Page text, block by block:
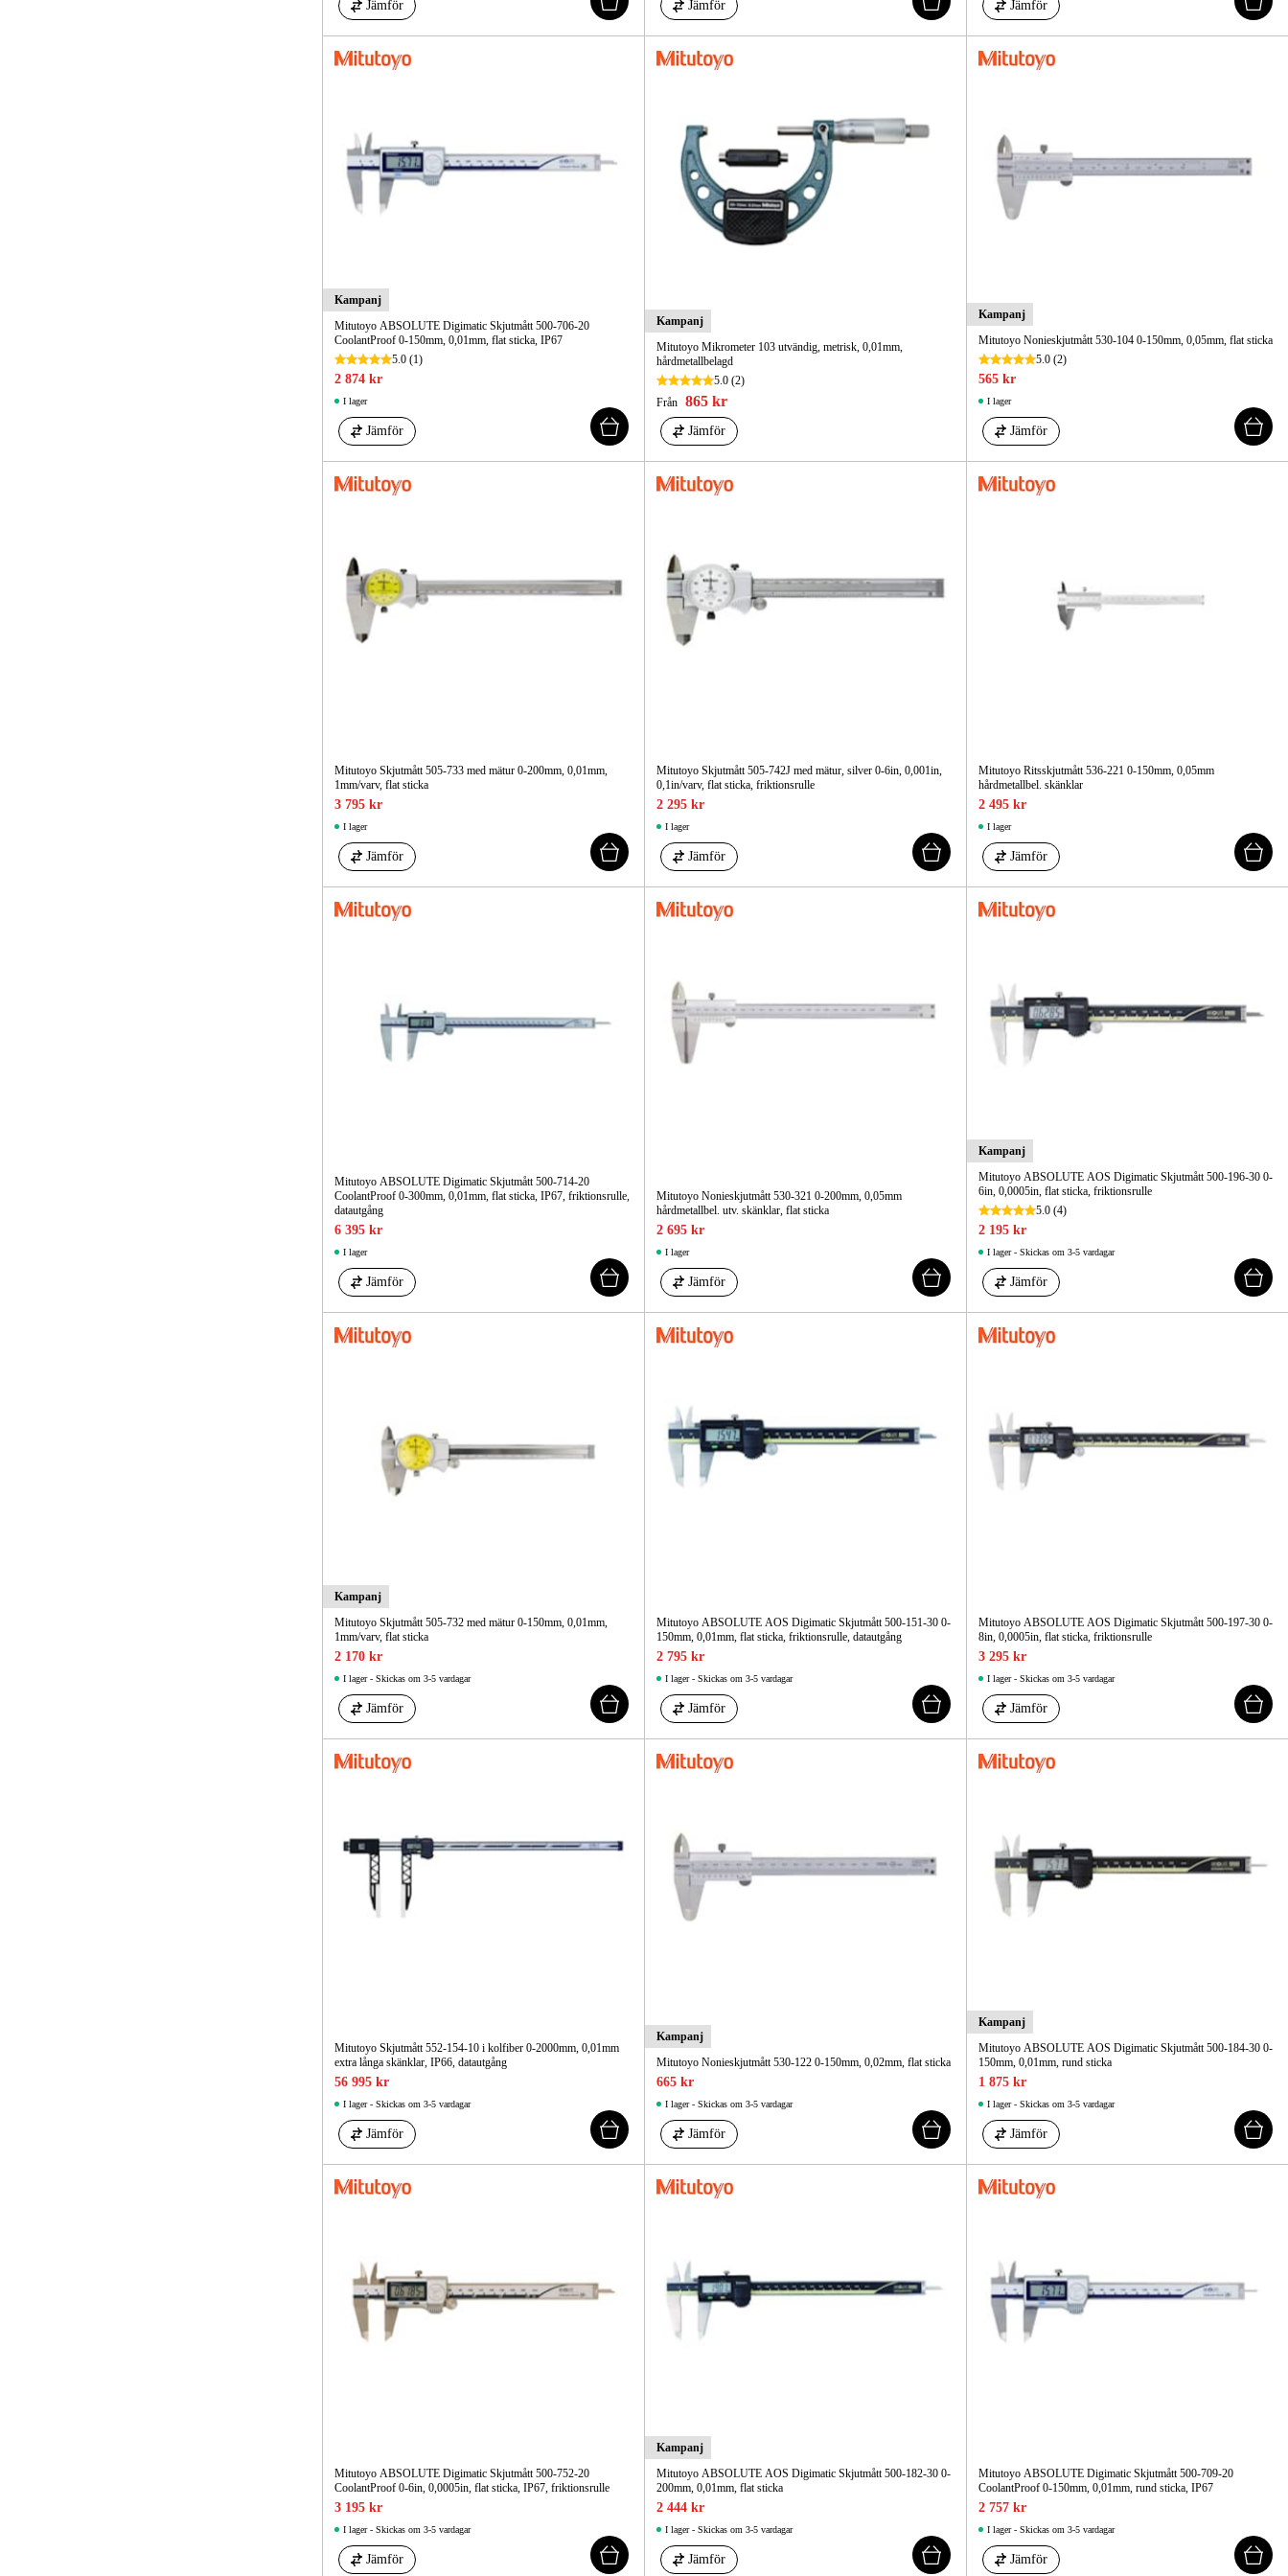
Jämför Jämför Jämför
Kampanj
Mitutoyo ABSOLUTE Digimatic Skjutmått 500-706-20
CoolantProof 0-150mm, 0,01mm, flat sticka, IP67
5.0(1)
2 874 kr
I lager
Jämför
Kampanj
Mitutoyo Mikrometer 103 utvändig, metrisk, 0,01mm,
hårdmetallbelagd
5.0(2)
Från 865 kr
Jämför
Kampanj
Mitutoyo Nonieskjutmått 530-104 0-150mm, 0,05mm, flat sticka
5.0(2)
565 kr
I lager
Jämför
Mitutoyo Skjutmått 505-733 med mätur 0-200mm, 0,01mm,
1mm/varv, flat sticka
3 795 kr
I lager
Jämför
Mitutoyo Skjutmått 505-742J med mätur, silver 0-6in, 0,001in,
0,1in/varv, flat sticka, friktionsrulle
2 295 kr
I lager
Jämför
Mitutoyo Ritsskjutmått 536-221 0-150mm, 0,05mm
hårdmetallbel. skänklar
2 495 kr
I lager
Jämför
Mitutoyo ABSOLUTE Digimatic Skjutmått 500-714-20
CoolantProof 0-300mm, 0,01mm, flat sticka, IP67, friktionsrulle,
datautgång
6 395 kr
I lager
Jämför
Mitutoyo Nonieskjutmått 530-321 0-200mm, 0,05mm
hårdmetallbel. utv. skänklar, flat sticka
2 695 kr
I lager
Jämför
Kampanj
Mitutoyo ABSOLUTE AOS Digimatic Skjutmått 500-196-30 0-
6in, 0,0005in, flat sticka, friktionsrulle
5.0(4)
2 195 kr
I lager - Skickas om 3-5 vardagar
Jämför
Kampanj
Mitutoyo Skjutmått 505-732 med mätur 0-150mm, 0,01mm,
1mm/varv, flat sticka
2 170 kr
I lager - Skickas om 3-5 vardagar
Jämför
Mitutoyo ABSOLUTE AOS Digimatic Skjutmått 500-151-30 0-
150mm, 0,01mm, flat sticka, friktionsrulle, datautgång
2 795 kr
I lager - Skickas om 3-5 vardagar
Jämför
Mitutoyo ABSOLUTE AOS Digimatic Skjutmått 500-197-30 0-
8in, 0,0005in, flat sticka, friktionsrulle
3 295 kr
I lager - Skickas om 3-5 vardagar
Jämför
Mitutoyo Skjutmått 552-154-10 i kolfiber 0-2000mm, 0,01mm
extra långa skänklar, IP66, datautgång
56 995 kr
I lager - Skickas om 3-5 vardagar
Jämför
Kampanj
Mitutoyo Nonieskjutmått 530-122 0-150mm, 0,02mm, flat sticka
665 kr
I lager - Skickas om 3-5 vardagar
Jämför
Kampanj
Mitutoyo ABSOLUTE AOS Digimatic Skjutmått 500-184-30 0-
150mm, 0,01mm, rund sticka
1 875 kr
I lager - Skickas om 3-5 vardagar
Jämför
Mitutoyo ABSOLUTE Digimatic Skjutmått 500-752-20
CoolantProof 0-6in, 0,0005in, flat sticka, IP67, friktionsrulle
3 195 kr
I lager - Skickas om 3-5 vardagar
Jämför
Kampanj
Mitutoyo ABSOLUTE AOS Digimatic Skjutmått 500-182-30 0-
200mm, 0,01mm, flat sticka
2 444 kr
I lager - Skickas om 3-5 vardagar
Jämför
Mitutoyo ABSOLUTE Digimatic Skjutmått 500-709-20
CoolantProof 0-150mm, 0,01mm, rund sticka, IP67
2 757 kr
I lager - Skickas om 3-5 vardagar
Jämför